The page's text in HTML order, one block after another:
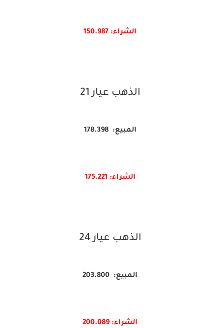
الشراء: 150.987
الذهب عيار 21
المبيع: 178.398
الشراء: 175. 221
الذهب عيار 24
المبيع: 203.800
الشراء: 200.089